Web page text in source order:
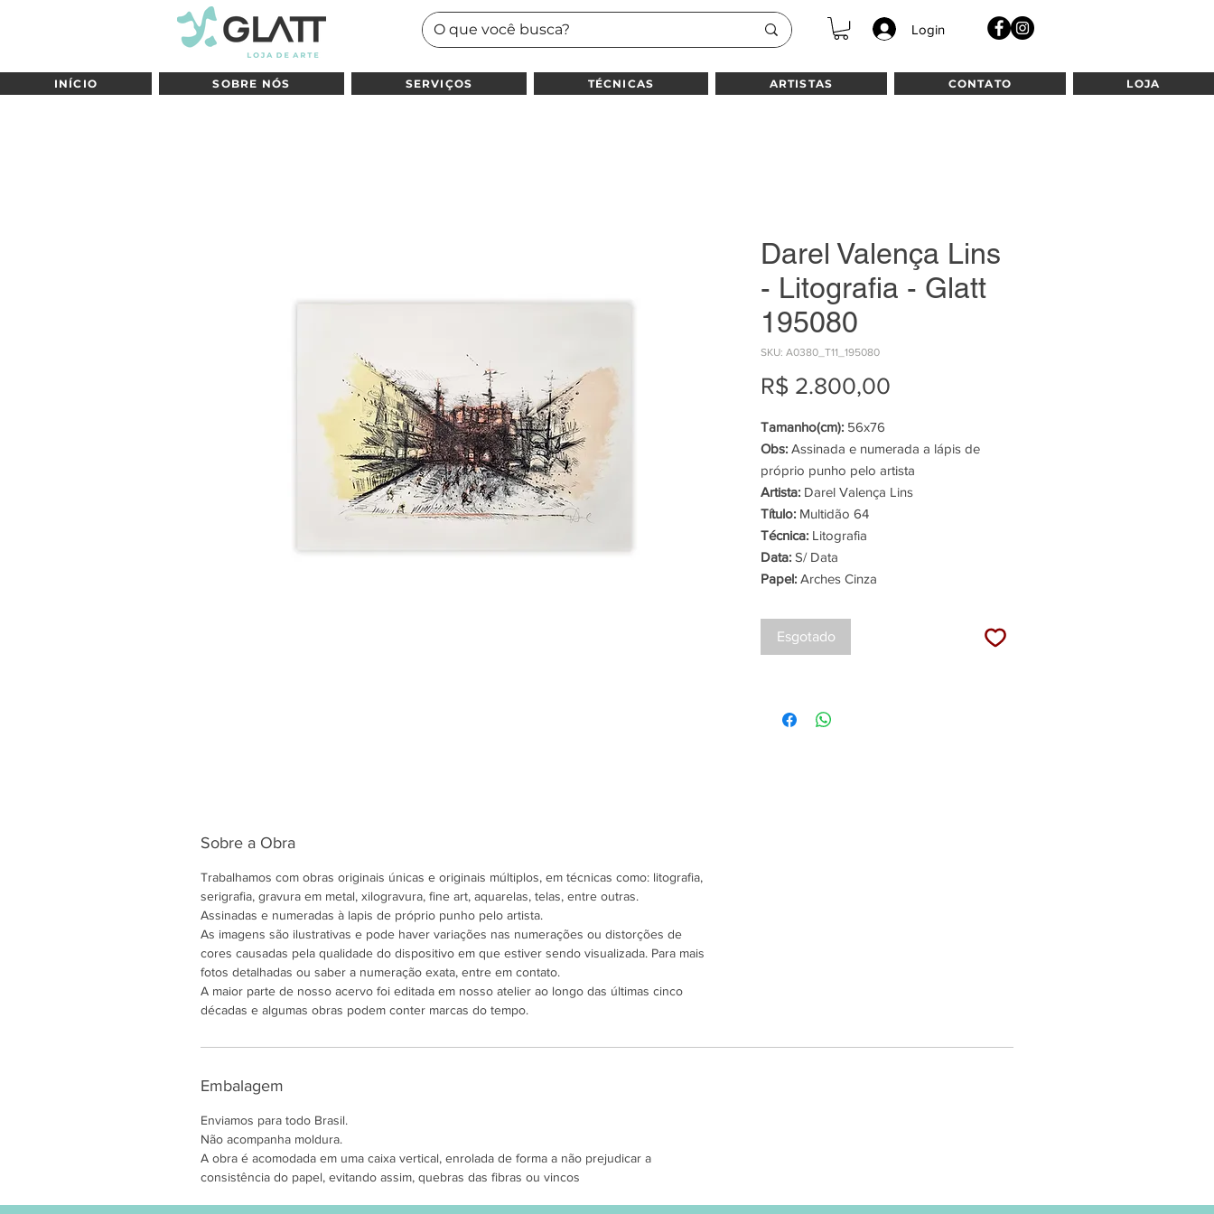
Login
INÍCIO SOBRE NÓS SERVIÇOS TÉCNICAS ARTISTAS CONTATO LOJA
Darel Valença Lins
- Litografia - Glatt
195080
SKU: A0380_T11_195080
R$ 2.800,00
Tamanho(cm): 56x76
Obs: Assinada e numerada a lápis de
próprio punho pelo artista
Artista: Darel Valença Lins
Título: Multidão 64
Técnica: Litografia
Data: S/ Data
Papel: Arches Cinza
Esgotado
Sobre a Obra
Trabalhamos com obras originais únicas e originais múltiplos, em técnicas como: litografia,
serigrafia, gravura em metal, xilogravura, fine art, aquarelas, telas, entre outras.
Assinadas e numeradas à lapis de próprio punho pelo artista.
As imagens são ilustrativas e pode haver variações nas numerações ou distorções de
cores causadas pela qualidade do dispositivo em que estiver sendo visualizada. Para mais
fotos detalhadas ou saber a numeração exata, entre em contato.
A maior parte de nosso acervo foi editada em nosso atelier ao longo das últimas cinco
décadas e algumas obras podem conter marcas do tempo.
Embalagem
Enviamos para todo Brasil.
Não acompanha moldura.
A obra é acomodada em uma caixa vertical, enrolada de forma a não prejudicar a
consistência do papel, evitando assim, quebras das fibras ou vincos